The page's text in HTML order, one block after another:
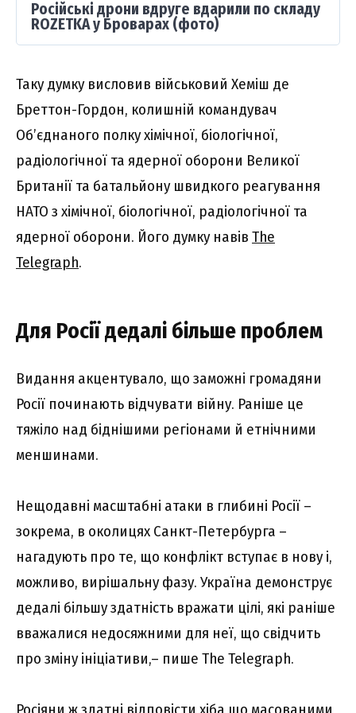
Російські дрони вдруге вдарили по складу
ROZETKA у Броварах (фото)
Таку думку висловив військовий Хеміш де
Бреттон-Гордон, колишній командувач
Об’єднаного полку хімічної, біологічної,
радіологічної та ядерної оборони Великої
Британії та батальйону швидкого реагування
НАТО з хімічної, біологічної, радіологічної та
ядерної оборони. Його думку навів The
Telegraph.
Для Росії дедалі більше проблем
Видання акцентувало, що заможні громадяни
Росії починають відчувати війну. Раніше це
тяжіло над біднішими регіонами й етнічними
меншинами.
Нещодавні масштабні атаки в глибині Росії –
зокрема, в околицях Санкт-Петербурга –
нагадують про те, що конфлікт вступає в нову і,
можливо, вирішальну фазу. Україна демонструє
дедалі більшу здатність вражати цілі, які раніше
вважалися недосяжними для неї, що свідчить
про зміну ініціативи,– пише The Telegraph.